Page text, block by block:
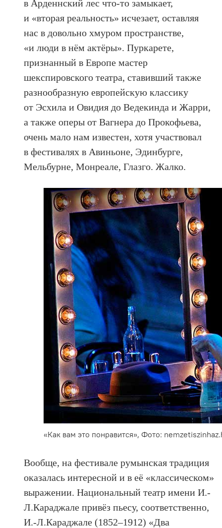
в Арденнский лес что-то замыкает,
и «вторая реальность» исчезает, оставляя
нас в довольно хмуром пространстве,
«и люди в нём актёры». Пуркарете,
признанный в Европе мастер
шекспировского театра, ставивший также
разнообразную европейскую классику
от Эсхила и Овидия до Ведекинда и Жарри,
а также оперы от Вагнера до Прокофьева,
очень мало нам известен, хотя участвовал
в фестивалях в Авиньоне, Эдинбурге,
Мельбурне, Монреале, Глазго. Жалко.
«Как вам это понравится», Фото:
Вообще, на фестивале румынская традиция
оказалась интересной и в её «классическом»
выражении. Национальный театр имени И.-
Л.Караджале привёз пьесу, соответственно,
И.-Л.Караджале (1852–1912) «Два